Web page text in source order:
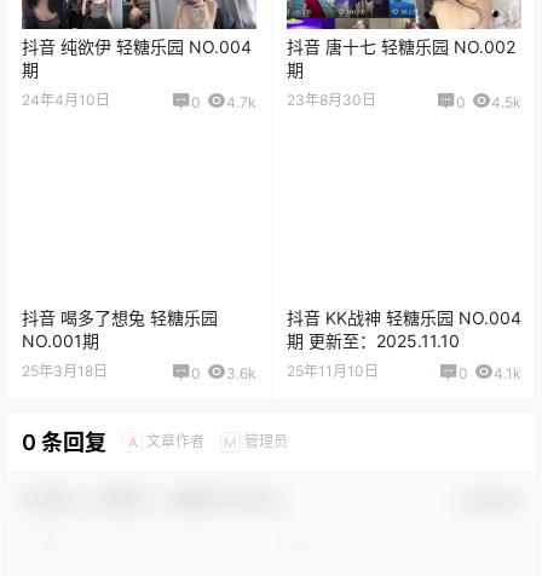
抖音 纯欲伊 轻糖乐园 NO.004
期
24年4月10日 0 4.7k
抖音 唐十七 轻糖乐园 NO.002
期
23年8月30日 0 4.5k
抖音 喝多了想兔 轻糖乐园
NO.001期
25年3月18日 0 3.6k
抖音 KK战神 轻糖乐园 NO.004
期 更新至：2025.11.10
25年11月10日 0 4.1k
0 条回复 A 文章作者 M 管理员